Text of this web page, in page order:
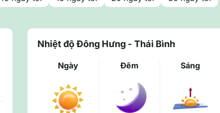
Nhiệt độ Đông Hưng - Thái Bình
Ngày Đêm Sáng